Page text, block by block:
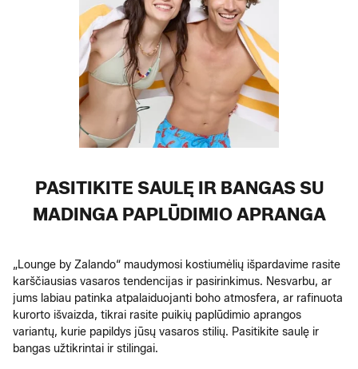
PASITIKITE SAULĘ IR BANGAS SU
MADINGA PAPLŪDIMIO APRANGA
„Lounge by Zalando“ maudymosi kostiumėlių išpardavime rasite
karščiausias vasaros tendencijas ir pasirinkimus. Nesvarbu, ar
jums labiau patinka atpalaiduojanti boho atmosfera, ar rafinuota
kurorto išvaizda, tikrai rasite puikių paplūdimio aprangos
variantų, kurie papildys jūsų vasaros stilių. Pasitikite saulę ir
bangas užtikrintai ir stilingai.